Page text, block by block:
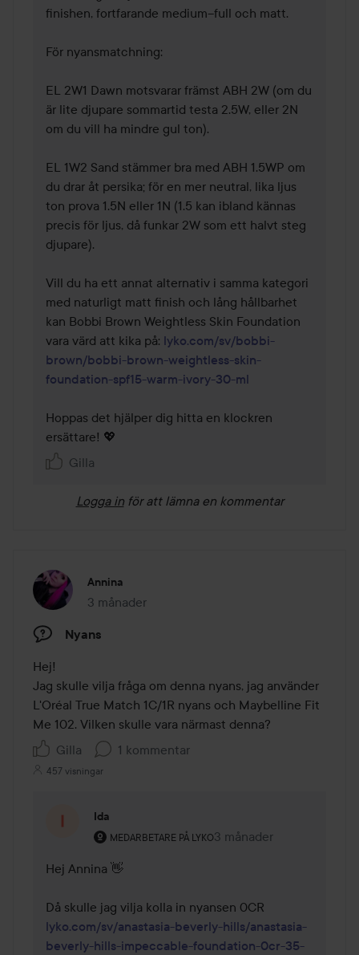
finishen, fortfarande medium–full och matt.
För nyansmatchning:
EL 2W1 Dawn motsvarar främst ABH 2W (om du
är lite djupare sommartid testa 2.5W, eller 2N
om du vill ha mindre gul ton).
EL 1W2 Sand stämmer bra med ABH 1.5WP om
du drar åt persika; för en mer neutral, lika ljus
ton prova 1.5N eller 1N (1.5 kan ibland kännas
precis för ljus, då funkar 2W som ett halvt steg
djupare).
Vill du ha ett annat alternativ i samma kategori
med naturligt matt finish och lång hållbarhet
kan Bobbi Brown Weightless Skin Foundation
vara värd att kika på: lyko.com/sv/bobbi-
brown/bobbi-brown-weightless-skin-
foundation-spf15-warm-ivory-30-ml
Hoppas det hjälper dig hitta en klockren
ersättare! 💖
Gilla
Logga in för att lämna en kommentar
Annina
3 månader
Inlägget skapades 3 månader
Nyans
Hej!
Jag skulle vilja fråga om denna nyans, jag använder
L'Oréal True Match 1C/1R nyans och Maybelline Fit
Me 102. Vilken skulle vara närmast denna?
Gilla
1 kommentar
457 visningar
Ida
MEDARBETARE PÅ LYKO
Användarens roll: Medarbetare på Lyko.
3 månader
Kommentaren lades 3
Hej Annina 👋
lyko.com/sv/anastasia-beverly-hills/anastasia-
beverly-hills-impeccable-foundation-0cr-35-